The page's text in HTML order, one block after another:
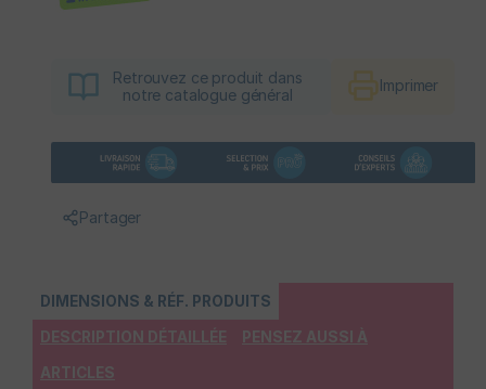
Retrouvez ce produit dans
notre catalogue général
Imprimer
Partager
DIMENSIONS & RÉF. PRODUITS
DESCRIPTION DÉTAILLÉE PENSEZ AUSSI À
ARTICLES